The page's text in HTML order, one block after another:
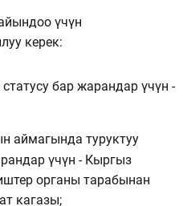
үчүн
керек:
бар жарандар үчүн -
аймагында туруктуу
үчүн - Кыргыз
органы тарабынан
кагазы;